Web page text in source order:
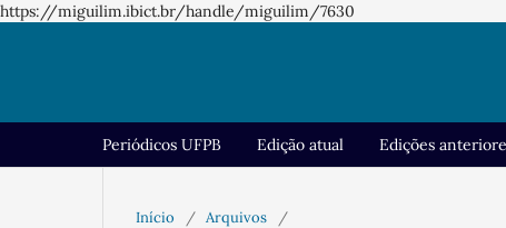
https://miguilim.ibict.br/handle/miguilim/7630
Periódicos UFPB Edição atual Edições
Início / Arquivos
/